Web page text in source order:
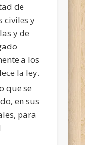
de
civiles y
y de
a los
la ley.
que se
en sus
para